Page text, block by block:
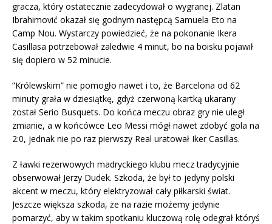
gracza, który ostatecznie zadecydował o wygranej. Zlatan
Ibrahimović okazał się godnym następcą Samuela Eto na
Camp Nou. Wystarczy powiedzieć, że na pokonanie Ikera
Casillasa potrzebował zaledwie 4 minut, bo na boisku pojawił
się dopiero w 52 minucie.
”Królewskim” nie pomogło nawet i to, że Barcelona od 62
minuty grała w dziesiątkę, gdyż czerwoną kartką ukarany
został Serio Busquets. Do końca meczu obraz gry nie uległ
zmianie, a w końcówce Leo Messi mógł nawet zdobyć gola na
2:0, jednak nie po raz pierwszy Real uratował Iker Casillas.
Z ławki rezerwowych madryckiego klubu mecz tradycyjnie
obserwował Jerzy Dudek. Szkoda, że był to jedyny polski
akcent w meczu, który elektryzował cały piłkarski świat.
Jeszcze większa szkoda, że na razie możemy jedynie
pomarzyć, aby w takim spotkaniu kluczową rolę odegrał któryś